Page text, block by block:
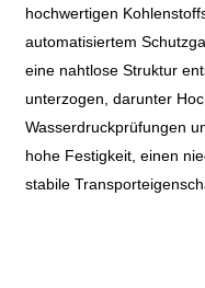
hochwertigen
automatisiertem
eine nahtlose Struktur
unterzogen, darunter
Wasserdruckprüfungen
hohe Festigkeit, einen
stabile